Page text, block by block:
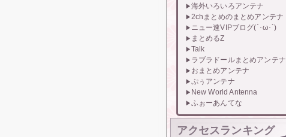
海外いろいろアンテナ
2chまとめのまとめアンテナ
ニュー速VIPブログ(`･ω･´)
まとめるZ
Talk
ラブラドールまとめアンテナ
おまとめアンテナ
ぷぅアンテナ
New World Antenna
ふぉーあんてな
アクセスランキング